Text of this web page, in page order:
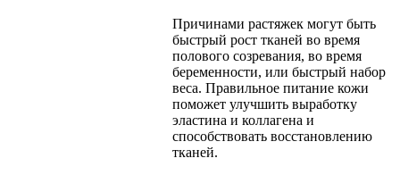
Причинами растяжек могут быть
быстрый рост тканей во время
полового созревания, во время
беременности, или быстрый набор
веса. Правильное питание кожи
поможет улучшить выработку
эластина и коллагена и
способствовать восстановлению
тканей.